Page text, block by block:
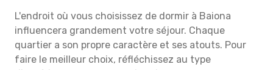
L'endroit où vous choisissez de dormir à Baiona
influencera grandement votre séjour. Chaque
quartier a son propre caractère et ses atouts. Pour
faire le meilleur choix, réfléchissez au type